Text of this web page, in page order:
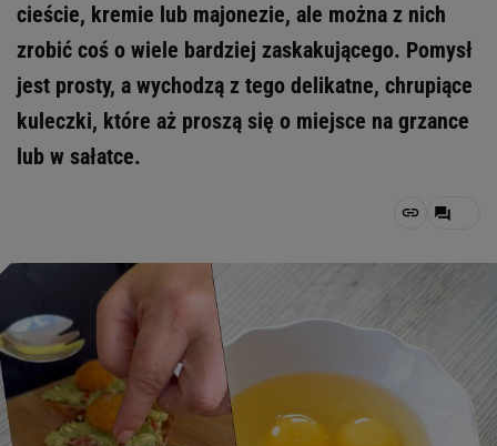
cieście, kremie lub majonezie, ale można z nich
zrobić coś o wiele bardziej zaskakującego. Pomysł
jest prosty, a wychodzą z tego delikatne, chrupiące
kuleczki, które aż proszą się o miejsce na grzance
lub w sałatce.